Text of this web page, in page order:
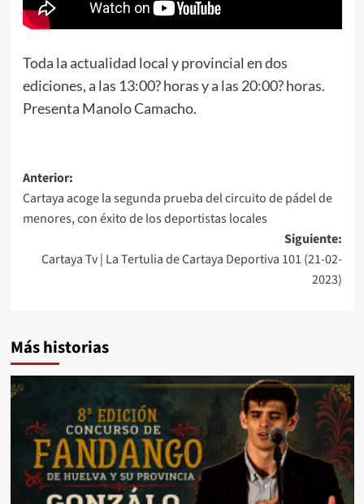
Toda la actualidad local y provincial en dos
ediciones, a las 13:00? horas y a las 20:00? horas.
Presenta Manolo Camacho.
Anterior:
Cartaya acoge la segunda prueba del circuito de pádel de
menores, con éxito de los deportistas locales
Siguiente:
Cartaya Tv | La Tertulia de Cartaya Deportiva 101 (21-02-
2023)
Más historias